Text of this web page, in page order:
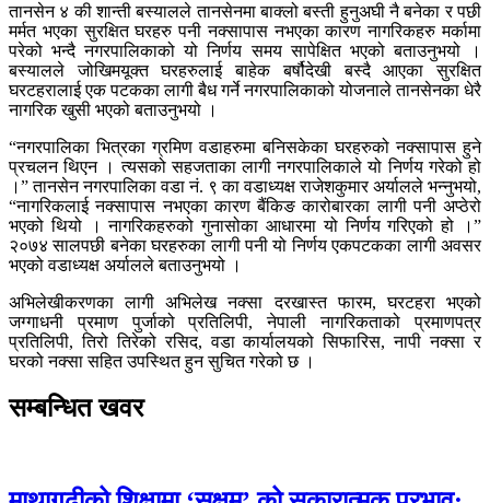
तानसेन ४ की शान्ती बस्यालले तानसेनमा बाक्लो बस्ती हुनुअघी नै बनेका र पछी
मर्मत भएका सुरक्षित घरहरु पनी नक्सापास नभएका कारण नागरिकहरु मर्कामा
परेको भन्दै नगरपालिकाको यो निर्णय समय सापेक्षित भएको बताउनुभयो ।
बस्यालले जोखिमयूक्त घरहरुलाई बाहेक बर्षौदेखी बस्दै आएका सुरक्षित
घरटहरालाई एक पटकका लागी बैध गर्ने नगरपालिकाको योजनाले तानसेनका धेरै
नागरिक खुसी भएको बताउनुभयो ।
“नगरपालिका भित्रका ग्रमिण वडाहरुमा बनिसकेका घरहरुको नक्सापास हुने
प्रचलन थिएन । त्यसको सहजताका लागी नगरपालिकाले यो निर्णय गरेको हो
।” तानसेन नगरपालिका वडा नं. ९ का वडाध्यक्ष राजेशकुमार अर्यालले भन्नुभयो,
“नागरिकलाई नक्सापास नभएका कारण बैंकिङ कारोबारका लागी पनी अप्ठेरो
भएको थियो । नागरिकहरुको गुनासोका आधारमा यो निर्णय गरिएको हो ।”
२०७४ सालपछी बनेका घरहरुका लागी पनी यो निर्णय एकपटकका लागी अवसर
भएको वडाध्यक्ष अर्यालले बताउनुभयो ।
अभिलेखीकरणका लागी अभिलेख नक्सा दरखास्त फारम, घरटहरा भएको
जग्गाधनी प्रमाण पुर्जाको प्रतिलिपी, नेपाली नागरिकताको प्रमाणपत्र
प्रतिलिपी, तिरो तिरेको रसिद, वडा कार्यालयको सिफारिस, नापी नक्सा र
घरको नक्सा सहित उपस्थित हुन सुचित गरेको छ ।
सम्बन्धित खवर